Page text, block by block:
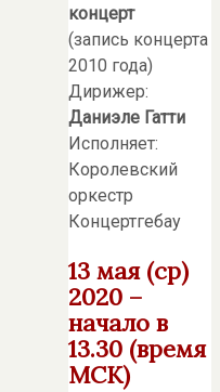
концерт
(запись концерта
2010 года)
Дирижер:
Даниэле Гатти
Исполняет:
Королевский
оркестр
Концертгебау
13 мая (ср)
2020 –
начало в
13.30 (время
МСК)